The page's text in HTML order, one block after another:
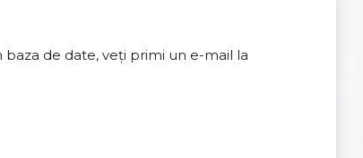
de date, veți primi un e-mail la